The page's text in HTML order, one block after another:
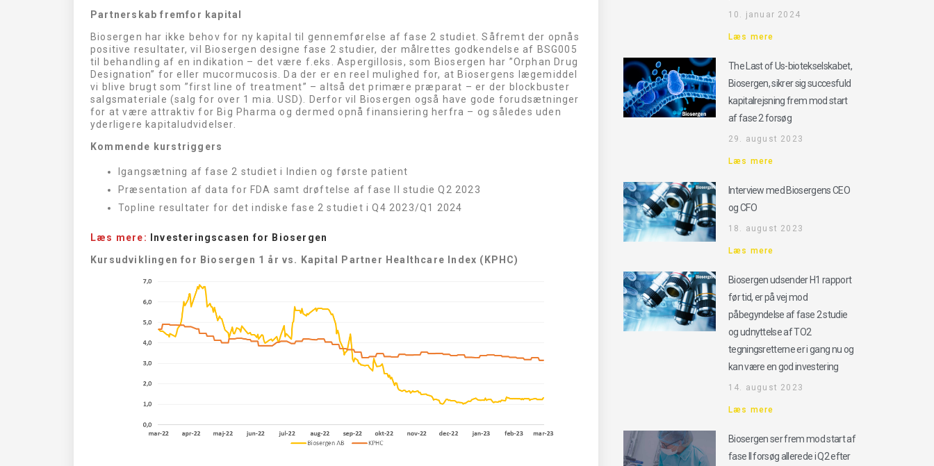
Partnerskab fremfor kapital
Biosergen har ikke behov for ny kapital til gennemførelse af fase 2 studiet. Såfremt der opnås
positive resultater, vil Biosergen designe fase 2 studier, der målrettes godkendelse af BSG005
til behandling af en indikation – det være f.eks. Aspergillosis, som Biosergen har ”Orphan Drug
Designation” for eller mucormucosis. Da der er en reel mulighed for, at Biosergens lægemiddel
vi blive brugt som ”first line of treatment” – altså det primære præparat – er der blockbuster
salgsmateriale (salg for over 1 mia. USD). Derfor vil Biosergen også have gode forudsætninger
for at være attraktiv for Big Pharma og dermed opnå finansiering herfra – og således uden
yderligere kapitaludvidelser.
Kommende kurstriggers
Igangsætning af fase 2 studiet i Indien og første patient
Præsentation af data for FDA samt drøftelse af fase ll studie Q2 2023
Topline resultater for det indiske fase 2 studiet i Q4 2023/Q1 2024
Læs mere:
Investeringscasen for Biosergen
Kursudviklingen for Biosergen 1 år vs. Kapital Partner Healthcare Index (KPHC)
10. januar 2024
Læs mere
The Last of Us-biotekselskabet,
Biosergen, sikrer sig succesfuld
kapitalrejsning frem mod start
af fase 2 forsøg
29. august 2023
Læs mere
Interview med Biosergens CEO
og CFO
18. august 2023
Læs mere
Biosergen udsender H1 rapport
før tid, er på vej mod
påbegyndelse af fase 2 studie
og udnyttelse af TO2
tegningsretterne er i gang nu og
kan være en god investering
14. august 2023
Læs mere
Biosergen ser frem mod start af
fase II forsøg allerede i Q2 efter